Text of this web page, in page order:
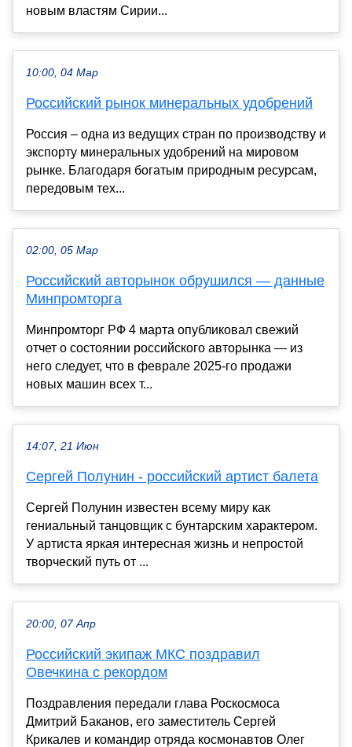
новым властям Сирии...
10:00, 04 Мар
Российский рынок минеральных удобрений
Россия – одна из ведущих стран по производству и
экспорту минеральных удобрений на мировом
рынке. Благодаря богатым природным ресурсам,
передовым тех...
02:00, 05 Мар
Российский авторынок обрушился — данные
Минпромторга
Минпромторг РФ 4 марта опубликовал свежий
отчет о состоянии российского авторынка — из
него следует, что в феврале 2025-го продажи
новых машин всех т...
14:07, 21 Июн
Сергей Полунин - российский артист балета
Сергей Полунин известен всему миру как
гениальный танцовщик с бунтарским характером.
У артиста яркая интересная жизнь и непростой
творческий путь от ...
20:00, 07 Апр
Российский экипаж МКС поздравил
Овечкина с рекордом
Поздравления передали глава Роскосмоса
Дмитрий Баканов, его заместитель Сергей
Крикалев и командир отряда космонавтов Олег